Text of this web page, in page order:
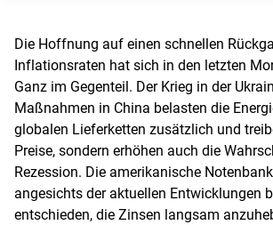
Die Hoffnung auf einen schnellen
Inflationsraten hat sich in den letzten
Ganz im Gegenteil. Der Krieg in der
Maßnahmen in China belasten die
globalen Lieferketten zusätzlich und
Preise, sondern erhöhen auch die
Rezession. Die amerikanische
angesichts der aktuellen Entwicklungen
entschieden, die Zinsen langsam